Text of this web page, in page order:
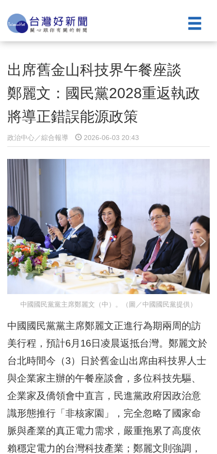
出席舊金山科技界午餐座談
鄭麗文：國民黨2028重返執政
將導正錯誤能源政策
政治中心／綜合報導 2026-06-03 20:43
中國國民黨黨主席鄭麗文（中）。（圖／中國國民黨提供）
中國國民黨黨主席鄭麗文正進行為期兩周的訪
美行程，預計6月16日凌晨返抵台灣。鄭麗文於
台北時間今（3）日於舊金山出席由科技界人士
與企業家主辦的午餐座談會，多位科技先驅、
企業家及僑領會中直言，民進黨政府因政治意
識形態推行「非核家園」，完全忽略了國家命
脈與產業的真正電力需求，嚴重拖累了高度依
賴穩定電力的台灣科技產業；鄭麗文則強調，